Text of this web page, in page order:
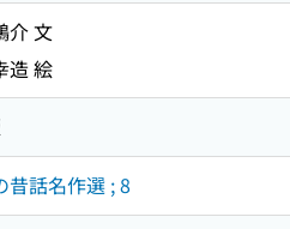
介 文
造 絵
昔話名作選 ; 8